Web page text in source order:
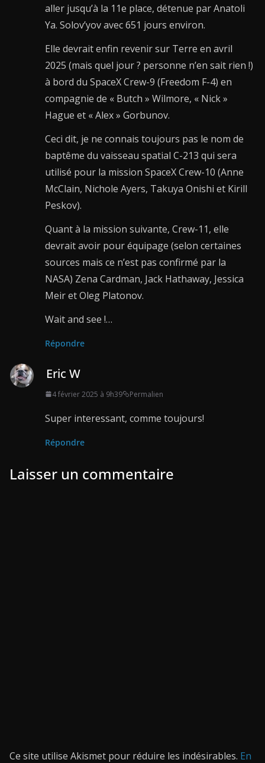
aller jusqu’à la 11e place, détenue par Anatoli
Ya. Solov’yov avec 651 jours environ.
Elle devrait enfin revenir sur Terre en avril
2025 (mais quel jour ? personne n’en sait rien !)
à bord du SpaceX Crew-9 (Freedom F-4) en
compagnie de « Butch » Wilmore, « Nick »
Hague et « Alex » Gorbunov.
Ceci dit, je ne connais toujours pas le nom de
baptême du vaisseau spatial C-213 qui sera
utilisé pour la mission SpaceX Crew-10 (Anne
McClain, Nichole Ayers, Takuya Onishi et Kirill
Peskov).
Quant à la mission suivante, Crew-11, elle
devrait avoir pour équipage (selon certaines
sources mais ce n’est pas confirmé par la
NASA) Zena Cardman, Jack Hathaway, Jessica
Meir et Oleg Platonov.
Wait and see !…
Répondre
Eric W
4 février 2025 à 9h39 Permalien
Super interessant, comme toujours!
Répondre
Laisser un commentaire
Ce site utilise Akismet pour réduire les indésirables. En